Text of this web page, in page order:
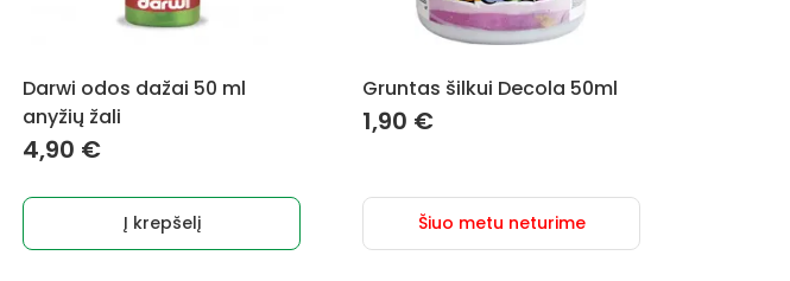
Darwi odos dažai 50 ml
anyžių žali
4,90 €
Į krepšelį
Gruntas šilkui Decola 50ml
1,90 €
Šiuo metu neturime